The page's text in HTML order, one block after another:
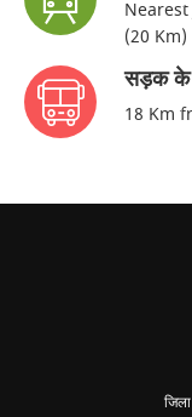
(20 Km)
सड़क के
18 Km